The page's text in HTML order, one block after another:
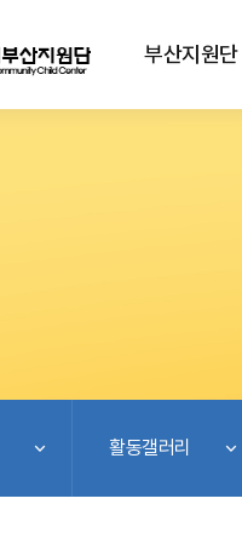
부산지원단
활동갤러리